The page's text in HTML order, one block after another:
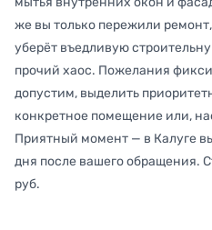
же вы только пережили
уберёт въедливую
прочий хаос. Пожелания
допустим, выделить
конкретное помещение или,
Приятный момент — в Калуге
дня после вашего обращения.
руб.